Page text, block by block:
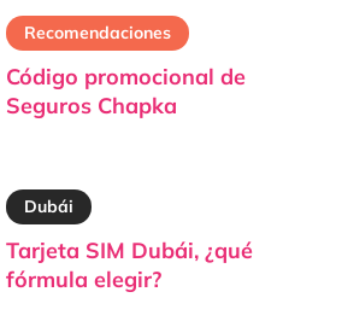
Recomendaciones
Código promocional de
Seguros Chapka
Dubái
Tarjeta SIM Dubái, ¿qué
fórmula elegir?